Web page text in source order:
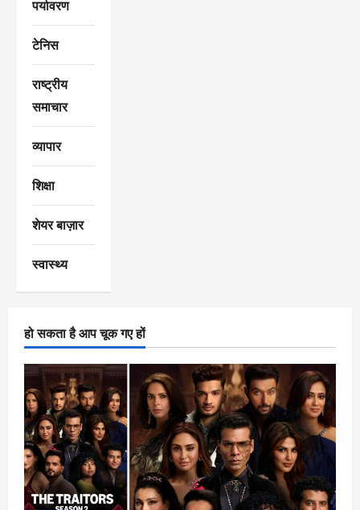
पर्यावरण
टेनिस
राष्ट्रीय
समाचार
व्यापार
शिक्षा
शेयर बाज़ार
स्वास्थ्य
हो सकता है आप चूक गए हों